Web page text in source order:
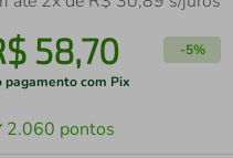
58,70 -5%
pagamento com Pix
2.060 pontos